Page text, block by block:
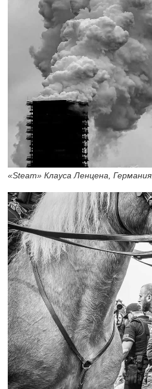
«Steam» Клауса Ленцена, Германия.